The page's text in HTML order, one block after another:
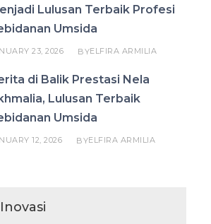
Lulusan Terbaik Profesi
Umsida
23, 2026 BYELFIRA ARMILIA
di Balik Prestasi Nela
Lulusan Terbaik
Umsida
12, 2026 BYELFIRA ARMILIA